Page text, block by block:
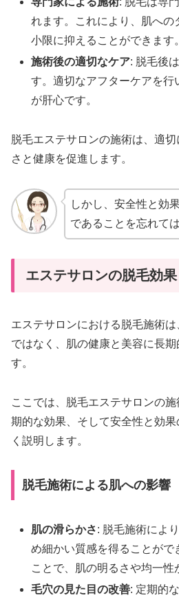
れます。これにより、肌への
小限に抑えることができます。
施術後の適切なケア: 脱毛後
す。適切なアフターケアを行
が肝心です。
脱毛エステサロンの施術は、適
さと健康を促進します。
しかし、安全性と効
であることを忘れて
エステサロンの脱毛効果
エステサロンにおける脱毛施術
ではなく、肌の健康と美容に長
す。
ここでは、脱毛エステサロンの
期的な効果、そして安全性と効
く説明します。
脱毛施術による肌への影響
肌の滑らかさ: 脱毛施術によ
め細かい質感を得ることがで
ことで、肌の明るさや均一性
毛穴の見た目の改善: 定期的